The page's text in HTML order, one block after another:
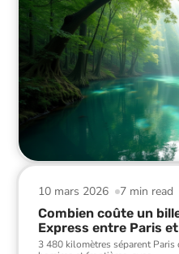
7 min read
10 mars 2026
Combien coûte un
Express entre Paris
3 480 kilomètres séparent